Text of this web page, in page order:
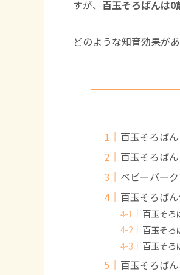
すが、 百玉そろばんは0
どのような知育効果が
百玉そろば
百玉そろば
ベビーパー
百玉そろば
百玉そろ
百玉そろ
百玉そろ
百玉そろば